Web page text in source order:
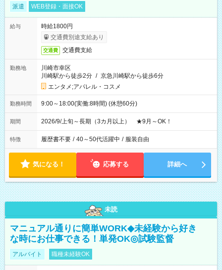
派遣 WEB登録・面接OK
給与
時給1800円
交通費別途支給あり
交通費 交通費支給
勤務地
川崎市幸区
川崎駅から徒歩2分 / 京急川崎駅から徒歩6分
エンタメ;アパレル・コスメ
勤務時間 9:00～18:00(実働:8時間) (休憩60分)
期間 2026/9/上旬～長期（3カ月以上） ★9月～OK！
特徴 履歴書不要 / 40～50代活躍中 / 服装自由
気になる！ 応募する 詳細へ
未読
マニュアル通りに簡単WORK◆未経験から好き
な時にお仕事できる！単発OK◎試験監督
アルバイト 職種未経験OK